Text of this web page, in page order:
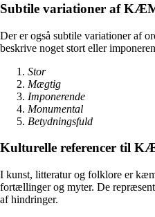
Subtile variationer af
Der er også subtile variationer af
beskrive noget stort eller
Stor
Mægtig
Imponerende
Monumental
Betydningsfuld
Kulturelle referencer til
I kunst, litteratur og folklore er
fortællinger og myter. De
af hindringer.